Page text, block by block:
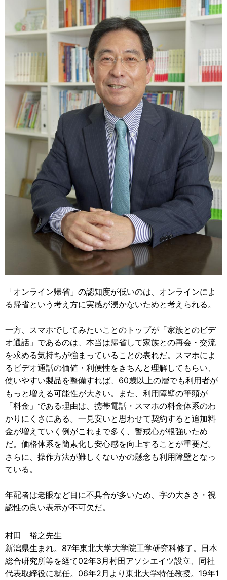
「オンライン帰省」の認知度が低いのは、オンラインによ
る帰省という考え方に実感が湧かないためと考えられる。
一方、スマホでしてみたいことのトップが「家族とのビデ
オ通話」であるのは、本当は帰省して家族との再会・交流
を求める気持ちが強まっていることの表れだ。スマホによ
るビデオ通話の価値・利便性をきちんと理解してもらい、
使いやすい製品を整備すれば、60歳以上の層でも利用者が
もっと増える可能性が大きい。また、利用障壁の筆頭が
「料金」である理由は、携帯電話・スマホの料金体系のわ
かりにくさにある。一見安いと思わせて契約すると追加料
金が増えていく例がこれまで多く、警戒心が根強いため
だ。価格体系を簡素化し安心感を向上することが重要だ。
さらに、操作方法が難しくないかの懸念も利用障壁となっ
ている。
年配者は老眼など目に不具合が多いため、字の大きさ・視
認性の良い表示が不可欠だ。
村田 裕之先生
新潟県生まれ。87年東北大学大学院工学研究科修了。日本
総合研究所等を経て02年3月村田アソシエイツ設立、同社
代表取締役に就任。06年2月より東北大学特任教授。19年1